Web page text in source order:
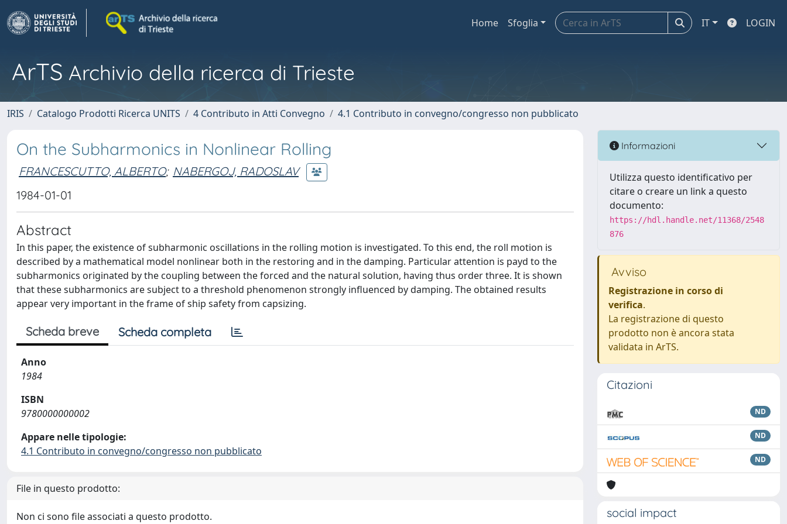
Home Sfoglia IT LOGIN
ArTS Archivio della ricerca di Trieste
IRIS Catalogo Prodotti Ricerca UNITS 4 Contributo in Atti Convegno 4.1 Contributo in convegno/congresso non pubblicato
On the Subharmonics in Nonlinear Rolling
FRANCESCUTTO, ALBERTO; NABERGOJ, RADOSLAV
1984-01-01
Abstract
In this paper, the existence of subharmonic oscillations in the rolling motion is investigated. To this end, the roll motion is
described by a mathematical model nonlinear both in the restoring and in the damping. Particular attention is payd to the
subharmonics originated by the coupling between the forced and the natural solution, having thus order three. It is shown
that these subharmonics are subject to a threshold phenomenon strongly influenced by damping. The obtained results
appear very important in the frame of ship safety from capsizing.
Scheda breve Scheda completa
Anno
1984
ISBN
9780000000002
Appare nelle tipologie:
4.1 Contributo in convegno/congresso non pubblicato
File in questo prodotto:
Non ci sono file associati a questo prodotto.
Informazioni
Utilizza questo identificativo per
citare o creare un link a questo
documento:
https://hdl.handle.net/11368/2548
876
Avviso
Registrazione in corso di
verifica.
La registrazione di questo
prodotto non è ancora stata
validata in ArTS.
Citazioni
ND
ND
ND
social impact